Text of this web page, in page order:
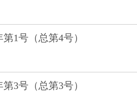
1号（总第4号）
3号（总第3号）